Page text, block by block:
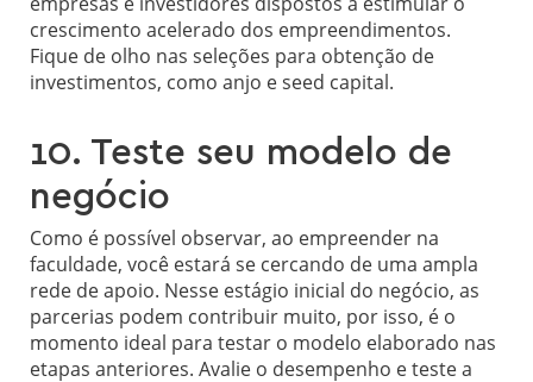
crescimento acelerado dos empreendimentos.
Fique de olho nas seleções para obtenção de
investimentos, como anjo e seed capital.
10. Teste seu modelo de
negócio
Como é possível observar, ao empreender na
faculdade, você estará se cercando de uma ampla
rede de apoio. Nesse estágio inicial do negócio, as
parcerias podem contribuir muito, por isso, é o
momento ideal para testar o modelo elaborado nas
etapas anteriores. Avalie o desempenho e teste a